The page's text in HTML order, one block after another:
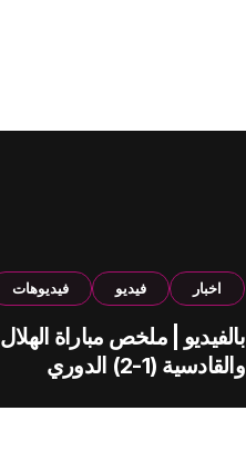
اخبار فيديو فيديوهات
بالفيديو | ملخص مباراة الهلال
والقادسية (1-2) الدوري